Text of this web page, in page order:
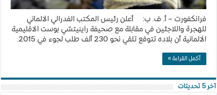
فرانكفورت – أ. ف. ب: أعلن رئيس المكتب الفدرالي الالماني
للهجرة واللاجئين في مقابلة مع صحيفة راينيتشي بوست الاقليمية
الالمانية أن بلاده تتوقع تلقي نحو 230 ألف طلب لجوء في 2015.
أكمل القراءة »
آخر 5 تحديثات